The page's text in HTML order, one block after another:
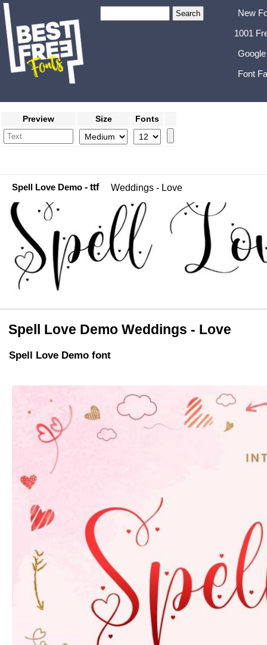
New
1001
Font
Preview Size Fonts
Spell Love Demo - ttf Weddings - Love
Spell Love Demo Weddings - Love
Spell Love Demo font